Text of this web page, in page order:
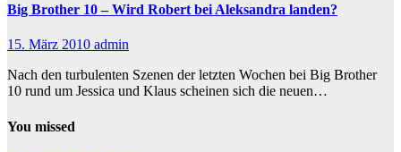
Big Brother 10 – Wird Robert bei Aleksandra landen?
15. März 2010 admin
Nach den turbulenten Szenen der letzten Wochen bei Big Brother
10 rund um Jessica und Klaus scheinen sich die neuen…
You missed